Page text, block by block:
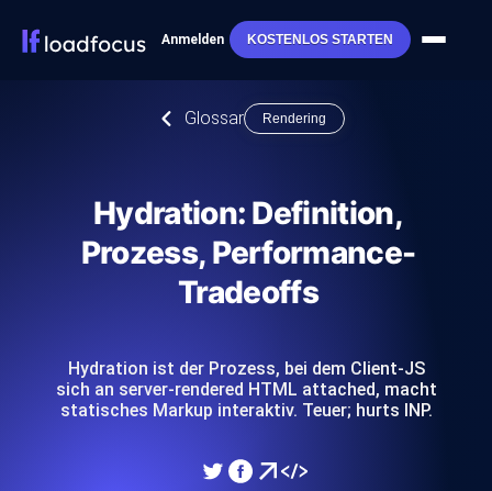
Anmelden KOSTENLOS STARTEN
Glossar Rendering
Hydration: Definition,
Prozess, Performance-
Tradeoffs
Hydration ist der Prozess, bei dem Client-JS
sich an server-rendered HTML attached, macht
statisches Markup interaktiv. Teuer; hurts INP.